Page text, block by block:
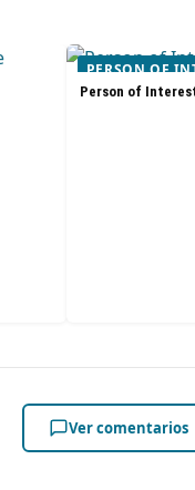
PERSON OF
Person of
Ver comentarios